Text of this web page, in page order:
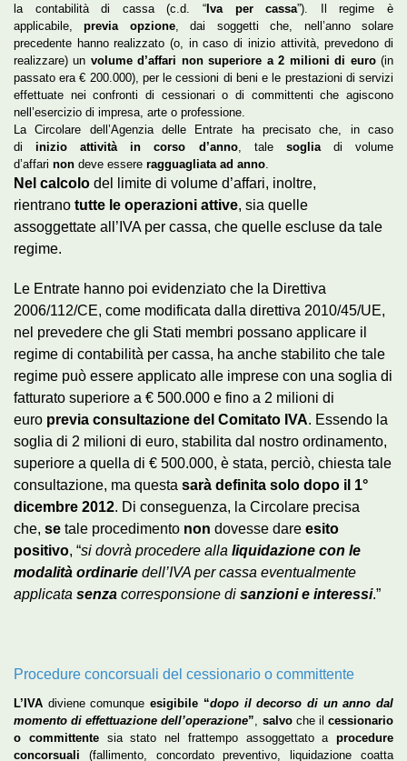
la contabilità di cassa (c.d. “ Iva per cassa”). Il regime è
applicabile,
previa opzione, dai soggetti che, nell’anno solare
precedente hanno realizzato (o, in caso di inizio attività, prevedono di
realizzare) un volume d’affari non superiore a 2 milioni di euro (in
passato era € 200.000), per le cessioni di beni e le prestazioni di servizi
effettuate nei confronti di cessionari o di committenti che agiscono
nell’esercizio di impresa, arte o professione.
La Circolare dell’Agenzia delle Entrate ha precisato che, in caso
di
inizio attività in corso d’anno, tale soglia
di volume
d’affari non deve essere ragguagliata ad anno.
Nel calcolo del limite di volume d’affari, inoltre,
rientrano tutte le operazioni attive, sia quelle
assoggettate all’IVA per cassa, che quelle escluse da tale
regime.
Le Entrate hanno poi evidenziato che la Direttiva
2006/112/CE, come modificata dalla direttiva 2010/45/UE,
nel prevedere che gli Stati membri possano applicare il
regime di contabilità per cassa, ha anche stabilito che tale
regime può essere applicato alle imprese con una soglia di
fatturato superiore a € 500.000 e fino a 2 milioni di
euro previa consultazione del Comitato IVA. Essendo la
soglia di 2 milioni di euro, stabilita dal nostro ordinamento,
superiore a quella di € 500.000, è stata, perciò, chiesta tale
consultazione, ma questa sarà definita solo dopo il 1°
dicembre 2012. Di conseguenza, la Circolare precisa
che, se tale procedimento non dovesse dare esito
positivo, “si dovrà procedere alla liquidazione con le
modalità ordinarie dell’IVA per cassa eventualmente
applicata senza corresponsione di sanzioni e interessi.”
Procedure concorsuali del cessionario o committente
L’IVA diviene comunque esigibile “dopo il decorso di un anno dal
momento di effettuazione dell’operazione”, salvo che il cessionario
o committente
sia stato nel frattempo assoggettato a procedure
concorsuali
(fallimento, concordato preventivo, liquidazione coatta